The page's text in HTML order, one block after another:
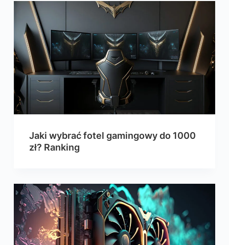
Jaki wybrać fotel gamingowy do 1000
zł? Ranking